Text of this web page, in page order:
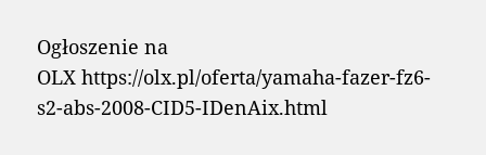
Ogłoszenie na
OLX https://olx.pl/oferta/yamaha-fazer-fz6-
s2-abs-2008-CID5-IDenAix.html